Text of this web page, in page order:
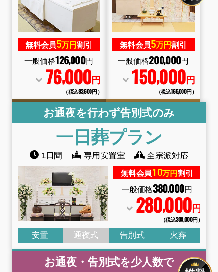
無料会員5万円割引
一般価格126,000円
76,000円
（税込83,600円）
無料会員5万円割引
一般価格200,000円
150,000円
（税込165,000円）
お通夜を行わず告別式のみ
一日葬プラン
1日間 専用安置室 全宗派対応
無料会員10万円割引
一般価格380,000円
280,000円
（税込308,000円）
安置 通夜式 告別式 火葬
お通夜・告別式を少人数で